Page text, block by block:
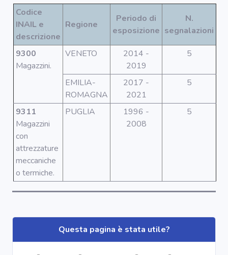
Segnala dati
rilevati in
azienda
Torna alla
Home
Codice
INAIL e
descrizione
Regione
Periodo di
esposizione
N.
segnalazioni
9300
Magazzini.
VENETO
2014 -
2019
5
EMILIA-
ROMAGNA
2017 -
2021
5
9311
Magazzini
con
attrezzature
meccaniche
o termiche.
PUGLIA
1996 -
2008
5
Questa pagina è stata utile?